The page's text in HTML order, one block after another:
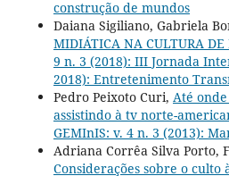
construção de mundos
Daiana Sigiliano, Gabriela
MIDIÁTICA NA CULTURA DE
9 n. 3 (2018): III Jornada
2018): Entretenimento
Pedro Peixoto Curi, Até
assistindo à tv norte-
GEMInIS: v. 4 n. 3 (2013):
Adriana Corrêa Silva Porto,
Considerações sobre o culto